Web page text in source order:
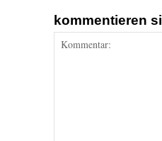
kommentieren